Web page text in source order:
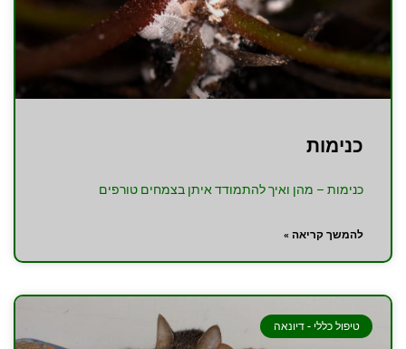
כנימות
כנימות – מהן ואיך להתמודד איתן בצמחים טורפים
להמשך קריאה »
טיפול כללי - דיונאה